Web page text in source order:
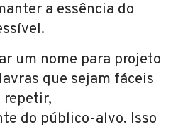
a essência do
um nome para projeto
que sejam fáceis
repetir,
do público-alvo. Isso